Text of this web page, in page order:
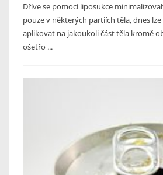
Dříve se pomocí liposukce
pouze v některých partiích těla, dnes
aplikovat na jakoukoli část těla kromě
ošetřo ...